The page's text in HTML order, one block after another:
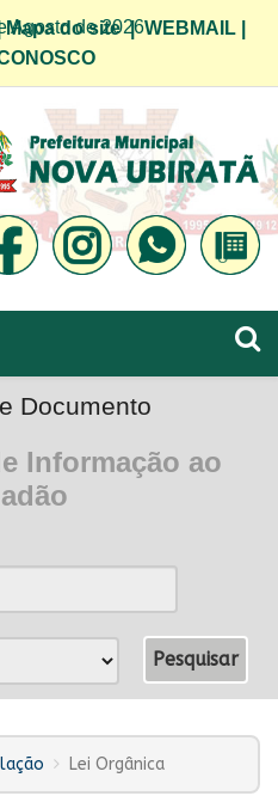
Agosto de 2026
Mapa do site|WEBMAIL
Documento
Informação ao
Lei Orgânica